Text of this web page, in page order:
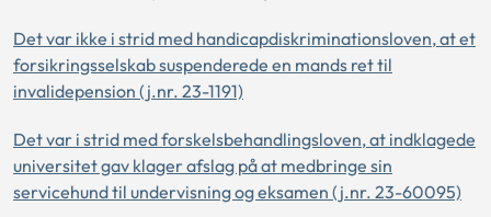
Det var ikke i strid med handicapdiskriminationsloven, at et
forsikringsselskab suspenderede en mands ret til
invalidepension (j.nr. 23-1191)
Det var i strid med forskelsbehandlingsloven, at indklagede
universitet gav klager afslag på at medbringe sin
servicehund til undervisning og eksamen (j.nr. 23-60095)